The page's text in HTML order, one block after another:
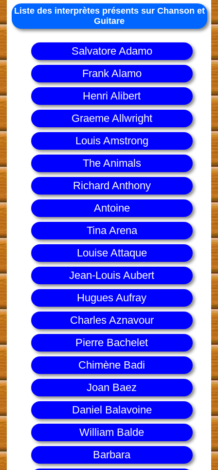
Liste des interprètes présents sur Chanson et
Guitare
Salvatore Adamo
Frank Alamo
Henri Alibert
Graeme Allwright
Louis Amstrong
The Animals
Richard Anthony
Antoine
Tina Arena
Louise Attaque
Jean-Louis Aubert
Hugues Aufray
Charles Aznavour
Pierre Bachelet
Chimène Badi
Joan Baez
Daniel Balavoine
William Balde
Barbara